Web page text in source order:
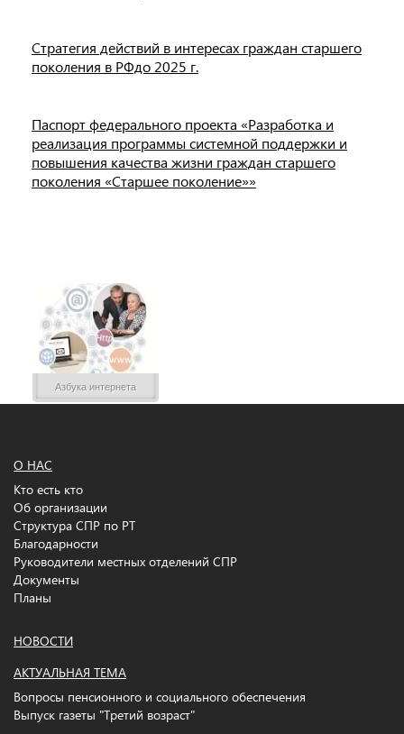
Стратегия действий в интересах граждан старшего
поколения в РФдо 2025 г.
Паспорт федерального проекта «Разработка и
реализация программы системной поддержки и
повышения качества жизни граждан старшего
поколения «Старшее поколение»»
Азбука интернета
О НАС
Кто есть кто
Об организации
Структура СПР по РТ
Благодарности
Руководители местных отделений СПР
Документы
Планы
НОВОСТИ
АКТУАЛЬНАЯ ТЕМА
Вопросы пенсионного и социального обеспечения
Выпуск газеты "Третий возраст"